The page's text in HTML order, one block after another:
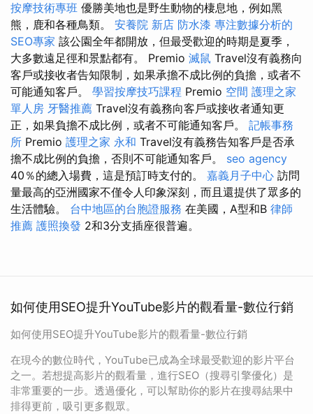
按摩技術專班 優勝美地也是野生動物的棲息地，例如黑
熊，鹿和各種鳥類。 安養院 新店 防水漆 專注數據分析的
SEO專家 該公園全年都開放，但最受歡迎的時期是夏季，
大多數遠足徑和景點都有。 Premio 滅鼠 Travel沒有義務向
客戶或接收者告知限制，如果承擔不成比例的負擔，或者不
可能通知客戶。 學習按摩技巧課程 Premio 空間 護理之家
單人房 牙醫推薦 Travel沒有義務向客戶或接收者通知更
正，如果負擔不成比例，或者不可能通知客戶。 記帳事務
所 Premio 護理之家 永和 Travel沒有義務告知客戶是否承
擔不成比例的負擔，否則不可能通知客戶。 seo agency
40％的總入場費，這是預訂時支付的。 嘉義月子中心 訪問
量最高的亞洲國家不僅令人印象深刻，而且還提供了眾多的
生活體驗。 台中地區的台胞證服務 在美國，A型和B 律師
推薦 護照換發 2和3分支插座很普遍。
如何使用SEO提升YouTube影片的觀看量-數位行銷
如何使用SEO提升YouTube影片的觀看量-數位行銷
在現今的數位時代，YouTube已成為全球最受歡迎的影片平台
之一。若想提高影片的觀看量，進行SEO（搜尋引擎優化）是
非常重要的一步。透過優化，可以幫助你的影片在搜尋結果中
排得更前，吸引更多觀眾。